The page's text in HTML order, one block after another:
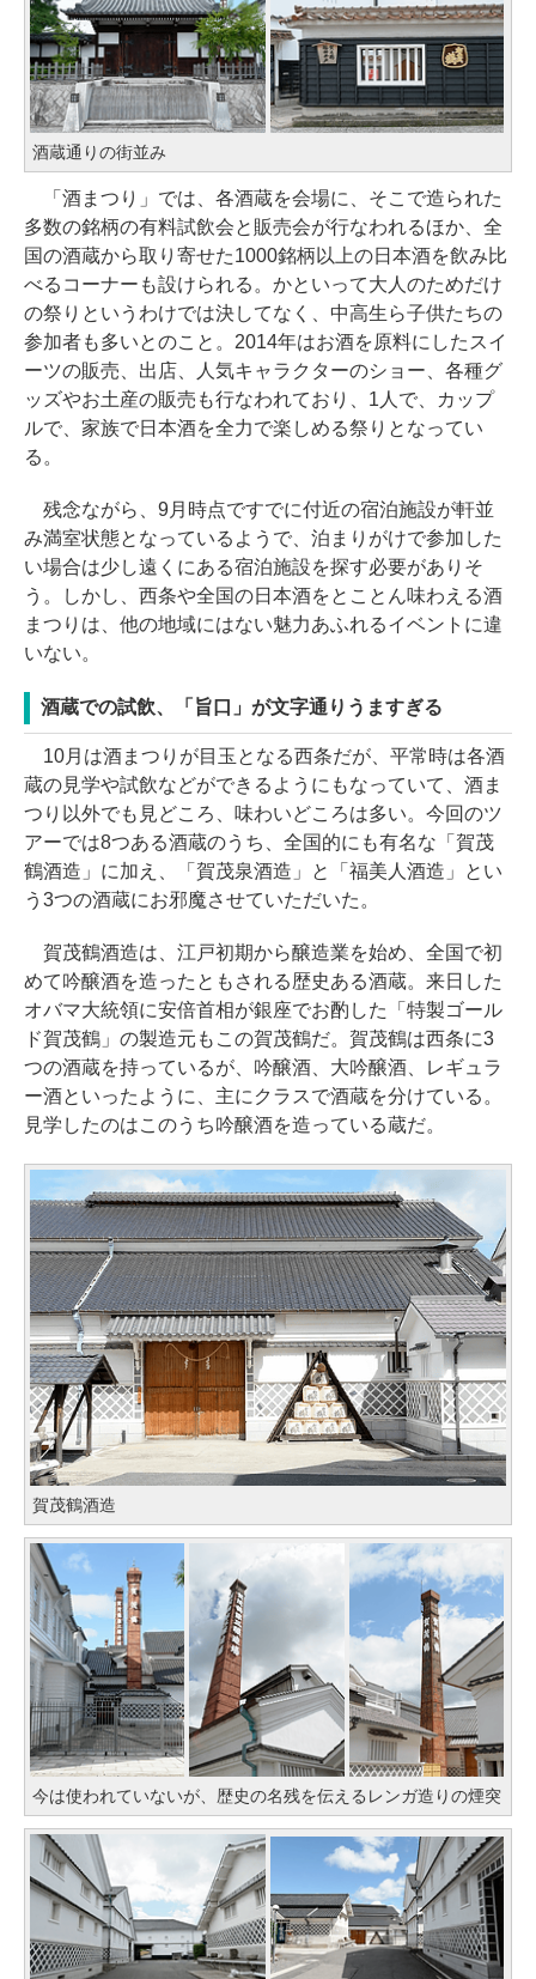
酒蔵通りの街並み
「酒まつり」では、各酒蔵を会場に、そこで造られた
多数の銘柄の有料試飲会と販売会が行なわれるほか、全
国の酒蔵から取り寄せた1000銘柄以上の日本酒を飲み比
べるコーナーも設けられる。かといって大人のためだけ
の祭りというわけでは決してなく、中高生ら子供たちの
参加者も多いとのこと。2014年はお酒を原料にしたスイ
ーツの販売、出店、人気キャラクターのショー、各種グ
ッズやお土産の販売も行なわれており、1人で、カップ
ルで、家族で日本酒を全力で楽しめる祭りとなってい
る。
残念ながら、9月時点ですでに付近の宿泊施設が軒並
み満室状態となっているようで、泊まりがけで参加した
い場合は少し遠くにある宿泊施設を探す必要がありそ
う。しかし、西条や全国の日本酒をとことん味わえる酒
まつりは、他の地域にはない魅力あふれるイベントに違
いない。
酒蔵での試飲、「旨口」が文字通りうますぎる
10月は酒まつりが目玉となる西条だが、平常時は各酒
蔵の見学や試飲などができるようにもなっていて、酒ま
つり以外でも見どころ、味わいどころは多い。今回のツ
アーでは8つある酒蔵のうち、全国的にも有名な「賀茂
鶴酒造」に加え、「賀茂泉酒造」と「福美人酒造」とい
う3つの酒蔵にお邪魔させていただいた。
賀茂鶴酒造は、江戸初期から醸造業を始め、全国で初
めて吟醸酒を造ったともされる歴史ある酒蔵。来日した
オバマ大統領に安倍首相が銀座でお酌した「特製ゴール
ド賀茂鶴」の製造元もこの賀茂鶴だ。賀茂鶴は西条に3
つの酒蔵を持っているが、吟醸酒、大吟醸酒、レギュラ
ー酒といったように、主にクラスで酒蔵を分けている。
見学したのはこのうち吟醸酒を造っている蔵だ。
賀茂鶴酒造
今は使われていないが、歴史の名残を伝えるレンガ造りの煙突